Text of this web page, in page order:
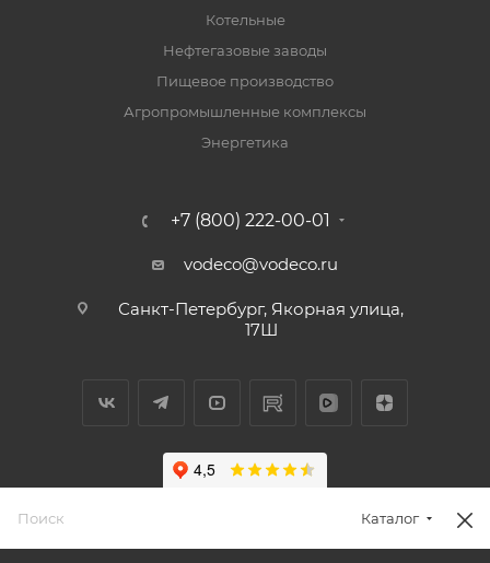
Котельные
Нефтегазовые заводы
Пищевое производство
Агропромышленные комплексы
Энергетика
+7 (800) 222-00-01
vodeco@vodeco.ru
Санкт-Петербург, Якорная улица,
17Ш
Каталог